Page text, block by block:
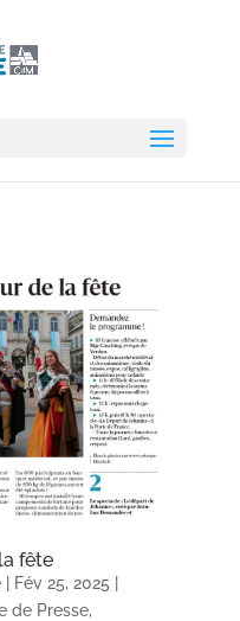
fête
| Fév 25, 2025
de Presse,